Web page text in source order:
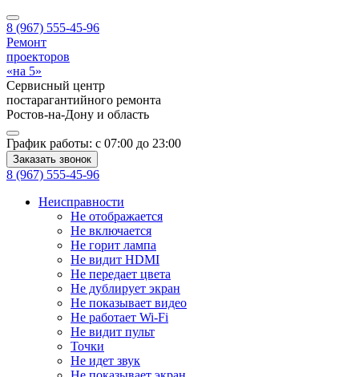
8 (967) 555-45-96
Ремонт
проекторов
«на 5»
Сервисный центр
постарагантийного ремонта
Ростов-на-Дону и область
График работы: с 07:00 до 23:00
Заказать звонок
8 (967) 555-45-96
Неисправности
Не отображается
Не включается
Не горит лампа
Не видит HDMI
Не передает цвета
Не дублирует экран
Не показывает видео
Не работает Wi-Fi
Не видит пульт
Точки
Не идет звук